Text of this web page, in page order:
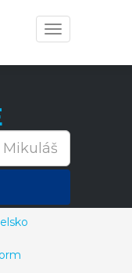
Toggle
navigation